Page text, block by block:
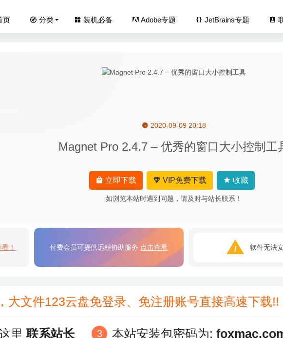
页 分类 装机必备 Adobe专题 JetBrains专题
2020-09-09 20:18
Magnet Pro 2.4.7 – 优秀的窗口大小控制工
立即下载 VIP免费下载 收藏
如浏览本站时遇到问题，请及时与站长联系！
！ 付费会员可提供远程协助服务 点击查看 软件无法
大文件123云盘免登录、免注册账号直接高速下
里联系站长 本站安装包密码为:
Translatium 13.3.2 中文版-多功能能且超快的Mac翻译工具 2020-07-06
iShot 1.7.4 中文版-非常优秀的截图录屏的神器 2020-08-06
Affinity Designer Beta 1.8.2.4 for Mac中文版-最流畅的矢量图形设计工具